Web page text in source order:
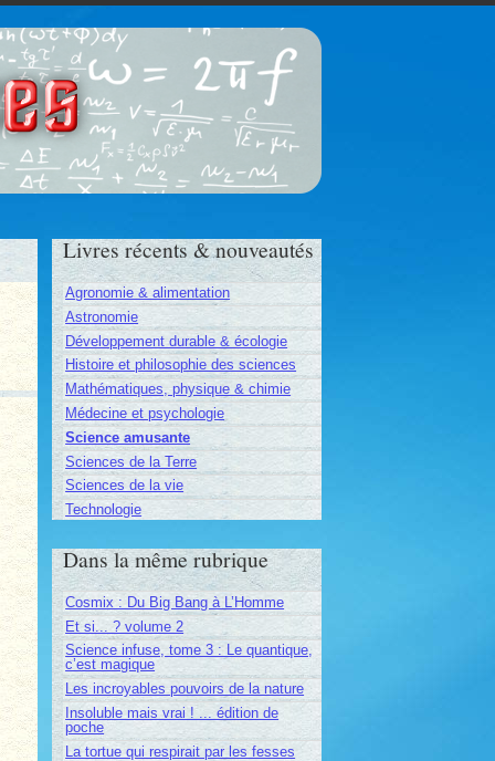
Livres récents & nouveautés
Agronomie & alimentation
Astronomie
Développement durable & écologie
Histoire et philosophie des sciences
Mathématiques, physique & chimie
Médecine et psychologie
Science amusante
Sciences de la Terre
Sciences de la vie
Technologie
Dans la même rubrique
Cosmix : Du Big Bang à L’Homme
Et si... ? volume 2
Science infuse, tome 3 : Le quantique,
c’est magique
Les incroyables pouvoirs de la nature
Insoluble mais vrai ! ... édition de
poche
La tortue qui respirait par les fesses